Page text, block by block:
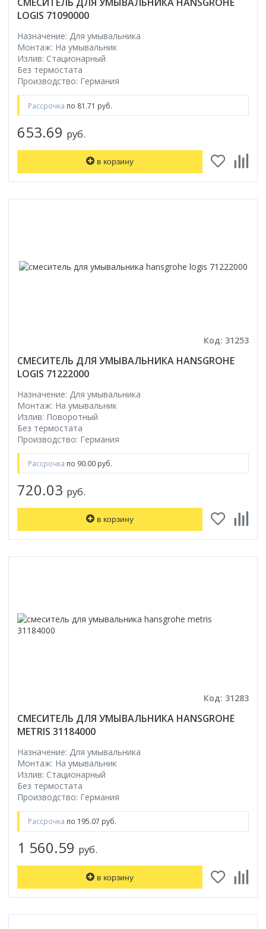
LOGIS 71090000
Назначение: Для умывальника
Монтаж: На умывальник
Излив: Стационарный
Без термостата
Производство: Германия
Рассрочка по 81.71 руб.
653.69 руб.
в корзину
Код: 31253
СМЕСИТЕЛЬ ДЛЯ УМЫВАЛЬНИКА HANSGROHE
LOGIS 71222000
Назначение: Для умывальника
Монтаж: На умывальник
Излив: Поворотный
Без термостата
Производство: Германия
Рассрочка по 90.00 руб.
720.03 руб.
в корзину
Код: 31283
СМЕСИТЕЛЬ ДЛЯ УМЫВАЛЬНИКА HANSGROHE
METRIS 31184000
Назначение: Для умывальника
Монтаж: На умывальник
Излив: Стационарный
Без термостата
Производство: Германия
Рассрочка по 195.07 руб.
1 560.59 руб.
в корзину